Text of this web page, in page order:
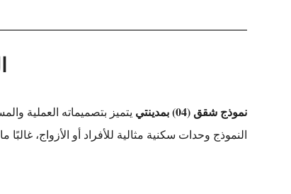
نموذج شقق (04) بمدينتي
يتميز بتصميماته العملية
النموذج وحدات سكنية مثالية للأفراد أو الأزواج،